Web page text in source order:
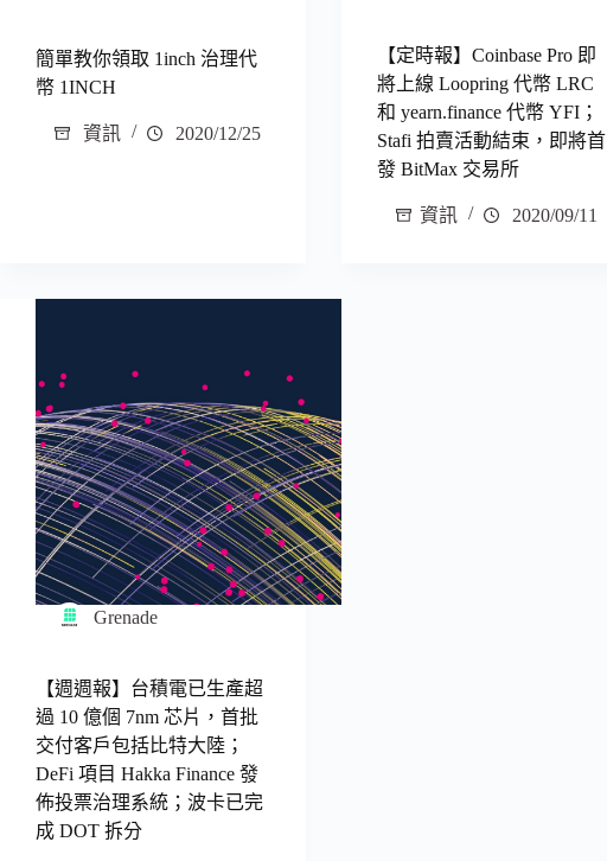
簡單教你領取 1inch 治理代
幣 1INCH
資訊 2020/12/25
【定時報】Coinbase Pro 即
將上線 Loopring 代幣 LRC
和 yearn.finance 代幣 YFI；
Stafi 拍賣活動結束，即將首
發 BitMax 交易所
資訊 2020/09/11
Grenade
【週週報】台積電已生產超
過 10 億個 7nm 芯片，首批
交付客戶包括比特大陸；
DeFi 項目 Hakka Finance 發
佈投票治理系統；波卡已完
成 DOT 拆分